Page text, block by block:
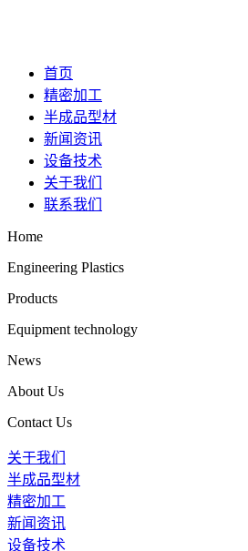
首页
精密加工
半成品型材
新闻资讯
设备技术
关于我们
联系我们
Home
Engineering Plastics
Products
Equipment technology
News
About Us
Contact Us
关于我们
半成品型材
精密加工
新闻资讯
设备技术